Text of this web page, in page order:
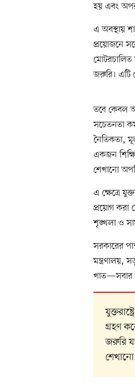
হয় এবং
এ অবস্থায়
প্রয়োজনে
জরুরি। এটি
তবে কেবল
সচেতনতা
নৈতিকতা,
একজন
শেখানো
এ ক্ষেত্রে
প্রয়োগ করা
শৃঙ্খলা ও
সরকারের
মন্ত্রণালয়,
খাত—সবার
গ্রহণ
জরুরি